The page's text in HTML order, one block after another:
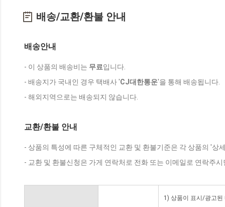
배송/교환/환불 안내
배송안내
- 이 상품의 배송비는 무료입니다.
- 배송지가 국내인 경우 택배사 'CJ대한통운'을 통해 배송됩니다.
- 해외지역으로는 배송되지 않습니다.
교환/환불 안내
- 상품의 특성에 따른 구체적인 교환 및 환불기준은 각 상품의 '상
- 교환 및 환불신청은 가게 연락처로 전화 또는 이메일로 연락주
1) 상품이 표시/광고된